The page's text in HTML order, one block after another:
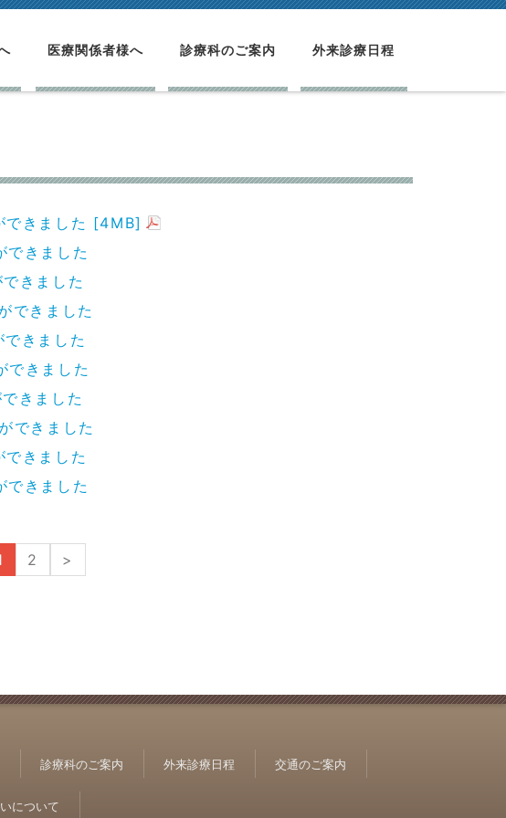
医療関係者様へ 診療科のご案内 外来診療日程
できました [4MB]
できました
きました
できました
きました
できました
きました
できました
きました
できました
2 >
診療科のご案内 外来診療日程 交通のご案内
について